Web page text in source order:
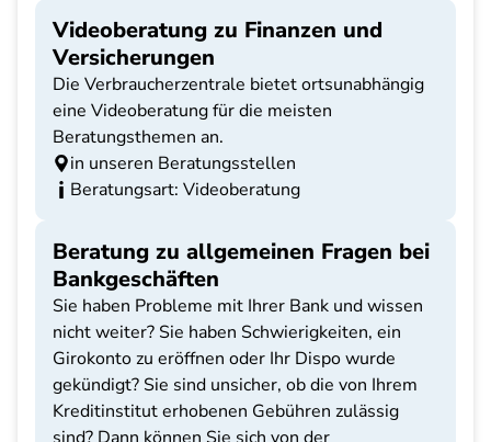
Videoberatung zu Finanzen und
Versicherungen
Die Verbraucherzentrale bietet ortsunabhängig
eine Videoberatung für die meisten
Beratungsthemen an.
in unseren Beratungsstellen
Beratungsart: Videoberatung
Beratung zu allgemeinen Fragen bei
Bankgeschäften
Sie haben Probleme mit Ihrer Bank und wissen
nicht weiter? Sie haben Schwierigkeiten, ein
Girokonto zu eröffnen oder Ihr Dispo wurde
gekündigt? Sie sind unsicher, ob die von Ihrem
Kreditinstitut erhobenen Gebühren zulässig